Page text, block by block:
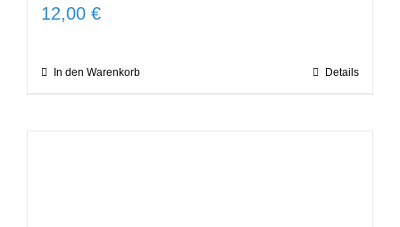
12,00 €
In den Warenkorb Details